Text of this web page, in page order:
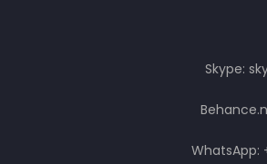
Skype:
WhatsApp: